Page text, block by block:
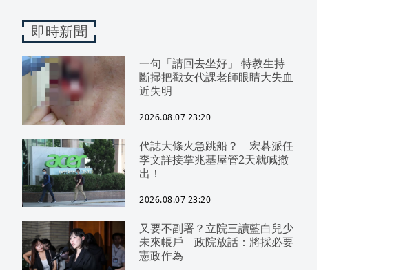
即時新聞
一句「請回去坐好」 特教生持
斷掃把戳女代課老師眼睛大失血
近失明
2026.08.07 23:20
代誌大條火急跳船？ 宏碁派任
李文詳接掌兆基屋管2天就喊撤
出！
2026.08.07 23:20
又要不副署？立院三讀藍白兒少
未來帳戶 政院放話：將採必要
憲政作為